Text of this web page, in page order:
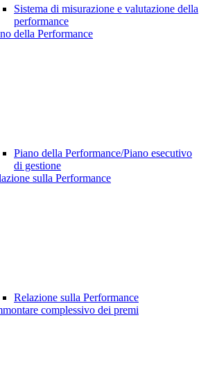
Sistema di misurazione e valutazione della
performance
della Performance
Piano della Performance/Piano esecutivo
di gestione
sulla Performance
Relazione sulla Performance
complessivo dei premi